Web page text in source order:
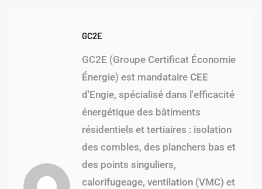
GC2E
GC2E (Groupe Certificat Économie
Énergie) est mandataire CEE
d'Engie, spécialisé dans l'efficacité
énergétique des bâtiments
résidentiels et tertiaires : isolation
des combles, des planchers bas et
des points singuliers,
calorifugeage, ventilation (VMC) et